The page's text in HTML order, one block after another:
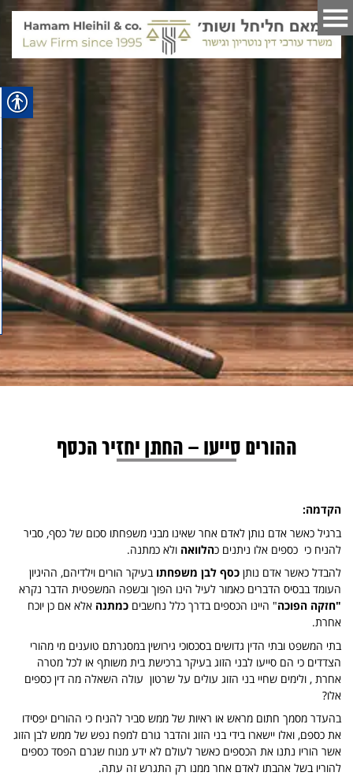
ההורים סייעו – החתן יחזיר הכסף
הקדמה:
ברגיל כאשר אדם נותן לאדם אחר שאינו מבני משפחתו סכום של כסף, סביר
להניח כי כספים אלו ניתנים כהלוואה ולא כמתנה.
להבדל כאשר אדם נותן כסף לבן משפחתו בעיקר הורים וילדיהם, ההיגיון
העומד בבסיס הדברים כאמור לעיל הינו הפוך ובשפה המשפטית הדבר נקרא
"חזקה הפוכה" היינו הכספים בדרך כלל נחשבים כמתנה אלא אם כן יוכח
אחרת.
בתי המשפט ובתי הדין גדושים בסכסוכי גירושין במסגרתם טוענים מי מהורי
הצדדים כי הם סייעו לבני הזוג בעיקר ברכישת בית משותף או לכל מטרה
אחרת , ולימים שחיי בני הזוג עולים על שרטון עולה השאלה מה דין כספים
אלו?
בהעדר מסמך חתום מראש או ראיות של ממש סביר להניח כי ההורים יפסידו
את כספם, ואלו יישארו בידי בני הזוג והדבר גורם למפח נפש של ממש לבן הזוג
אשר הוריו נתנו את הכספים כאשר לעולם לא ידע מנוח שגרם הפסד כספים
להוריו בשל אהבתו לאדם אחר ממנו רק התגרש זה עתה.